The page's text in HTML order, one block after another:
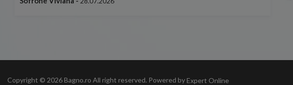
Copyright © 2026 Bagno.ro All right reserved. Powered byExpert Online